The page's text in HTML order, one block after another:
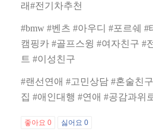
래#전기차추천
#bmw #벤츠 #아우디 #포르쉐 #
캠핑카 #골프스윙 #여자친구 #
트 #이성친구
#랜선연애 #고민상담 #혼술친구
집 #애인대행 #연애 #공감과위
좋아요 0 싫어요 0